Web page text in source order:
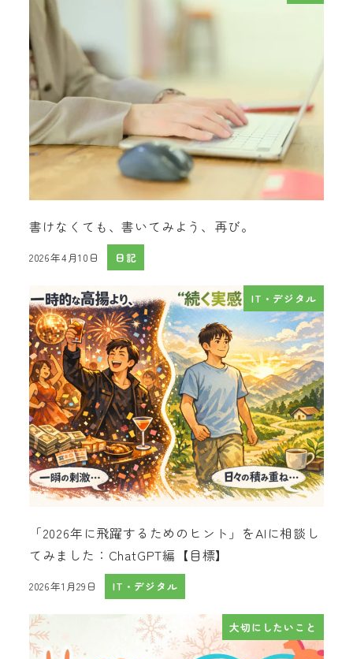
書けなくても、書いてみよう、再び。
投稿日
2026年4月10日 日記
IT・デジタル
「2026年に飛躍するためのヒント」をAIに相談し
てみました：ChatGPT編【目標】
投稿日
2026年1月29日 IT・デジタル
大切にしたいこと